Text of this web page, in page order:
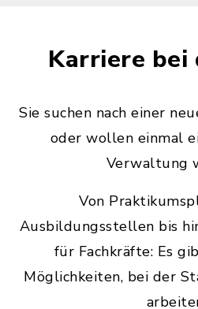
Karriere bei
Sie suchen nach einer
oder wollen einmal
Verwaltung
Von
Ausbildungsstellen bis
für Fachkräfte: Es
Möglichkeiten, bei der